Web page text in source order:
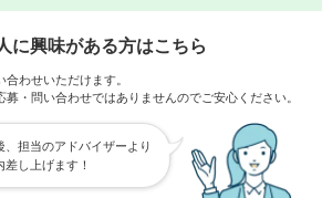
に興味がある方はこちら
わせいただけます。
・問い合わせではありませんのでご安心ください。
、担当のアドバイザーより
し上げます！